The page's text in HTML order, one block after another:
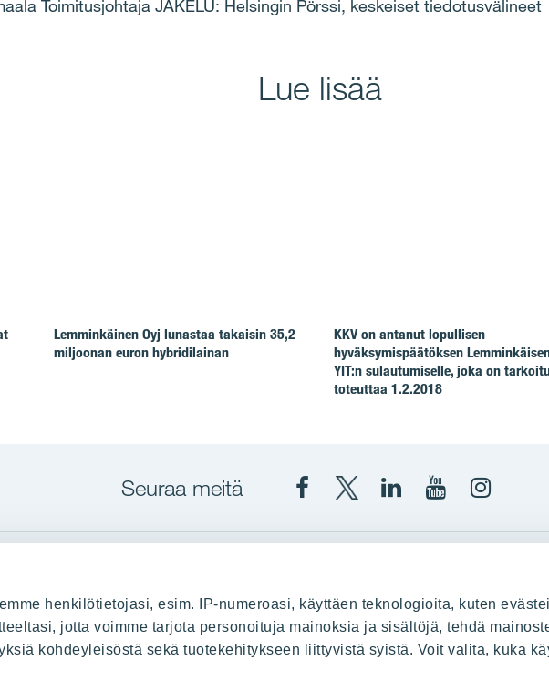
henkilötietojasi, esim. IP-numeroasi, käyttäen teknologioita, kuten
jotta voimme tarjota personoituja mainoksia ja sisältöjä, tehdä
kohdeyleisöstä sekä tuotekehitykseen liittyvistä syistä. Voit valita, kuka
Toimitusjohtaja JAKELU: Helsingin Pörssi, keskeiset tiedotusvälineet
Lue lisää
Lemminkäinen Oyj lunastaa takaisin 35,2
miljoonan euron hybridilainan
KKV on antanut lopullisen
hyväksymispäätöksen
YIT:n sulautumiselle, joka on
toteuttaa 1.2.2018
Seuraa meitä
YITYITCorporation
Corporation
YIT
Tietoa YIT:stä
Töihin meille
Myytävät asunnot
Vuokrattavat toimitilat